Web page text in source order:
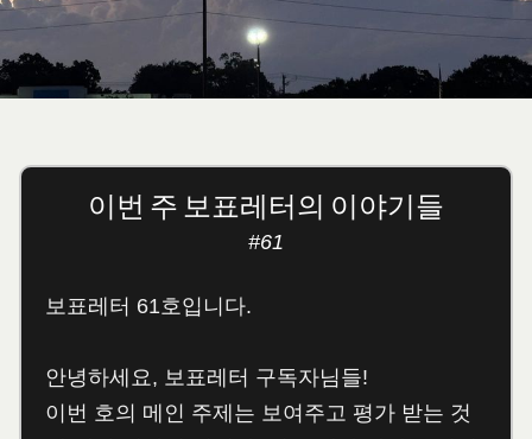
이번 주 보표레터의 이야기들
#61
보표레터 61호입니다.
안녕하세요, 보표레터 구독자님들!
이번 호의 메인 주제는 보여주고 평가 받는 것